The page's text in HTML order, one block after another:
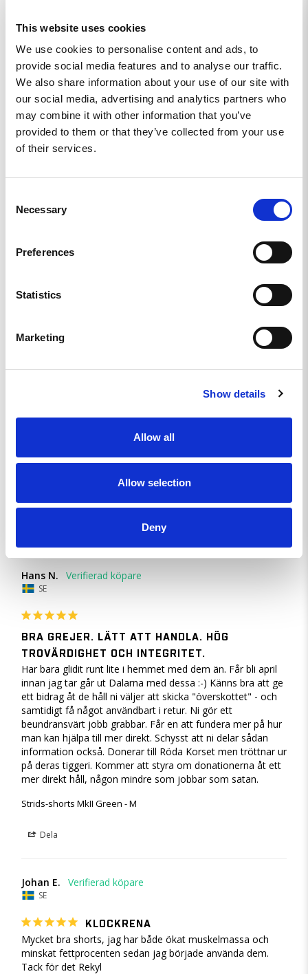
This website uses cookies
We use cookies to personalise content and ads, to
provide social media features and to analyse our traffic.
We also share information about your use of our site with
our social media, advertising and analytics partners who
may combine it with other information that you’ve
provided to them or that they’ve collected from your use
of their services.
Selection
Necessary
Preferences
Statistics
Marketing
Show details
Allow all
Allow selection
Deny
Strids-shorts MkII Green - M
Hans N.
SE
Jag är 177 cm, 71 kg, orienterarben men ingen
snörning. Får köpa ett par S istället och lägger härmed ut
mina M till försäljning: 350 inkl porto inom Sverige.
Dela
På mig som är mittemellan M och L sitter de mycket bra i
midjan. Lite tighta över baken men eftersom det är mycket
Hans N.
SE
BRA GREJER. LÄTT ATT HANDLA. HÖG
TROVÄRDIGHET OCH INTEGRITET.
Har bara glidit runt lite i hemmet med dem än. Får bli april
innan jag tar går ut Dalarna med dessa :-) Känns bra att ge
ett bidrag åt de håll ni väljer att skicka "överskottet" - och
samtidigt få något användbart i retur. Ni gör ett
beundransvärt jobb grabbar. Får en att fundera mer på hur
man kan hjälpa till mer direkt. Schysst att ni delar sådan
information också. Donerar till Röda Korset men tröttnar ur
på deras tiggeri. Kommer att styra om donationerna åt ett
mer direkt håll, någon mindre som jobbar som satan.
Strids-shorts MkII Green - M
Dela
Johan E.
SE
KLOCKRENA
Mycket bra shorts, jag har både ökat muskelmassa och
minskat fettprocenten sedan jag började använda dem.
Tack för det Rekyl